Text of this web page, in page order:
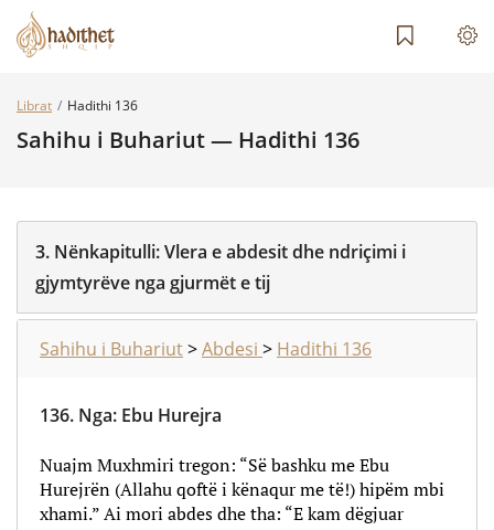
Librat Hadithi 136
Sahihu i Buhariut — Hadithi 136
3. Nënkapitulli:Vlera e abdesit dhe ndriçimi i
gjymtyrëve nga gjurmët e tij
Sahihu i Buhariut>Abdesi > Hadithi 136
136. Nga: Ebu Hurejra
Nuajm Muxhmiri tregon: “Së bashku me Ebu
Hurejrën (Allahu qoftë i kënaqur me të!) hipëm mbi
xhami.” Ai mori abdes dhe tha: “E kam dëgjuar